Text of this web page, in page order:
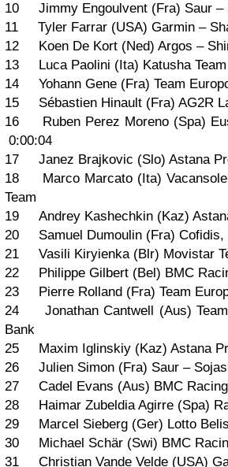
10 Jimmy Engoulvent (Fra) Saur –
11 Tyler Farrar (USA) Garmin –
12 Koen De Kort (Ned) Argos –
13 Luca Paolini (Ita) Katusha Team
14 Yohann Gene (Fra) Team
15 Sébastien Hinault (Fra) AG2R
16 Ruben Perez Moreno (Spa)
0:00:04
17 Janez Brajkovic (Slo) Astana
18 Marco Marcato (Ita)
Team
19 Andrey Kashechkin (Kaz)
20 Samuel Dumoulin (Fra) Cofidis,
21 Vasili Kiryienka (Blr) Movistar
22 Philippe Gilbert (Bel) BMC
23 Pierre Rolland (Fra) Team
24 Jonathan Cantwell (Aus) Team
Bank
25 Maxim Iglinskiy (Kaz) Astana
26 Julien Simon (Fra) Saur –
27 Cadel Evans (Aus) BMC
28 Haimar Zubeldia Agirre (Spa)
29 Marcel Sieberg (Ger) Lotto
30 Michael Schär (Swi) BMC
31 Christian Vande Velde (USA)